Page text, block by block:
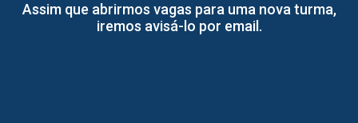
Assim que abrirmos vagas para uma nova turma,
iremos avisá-lo por email.